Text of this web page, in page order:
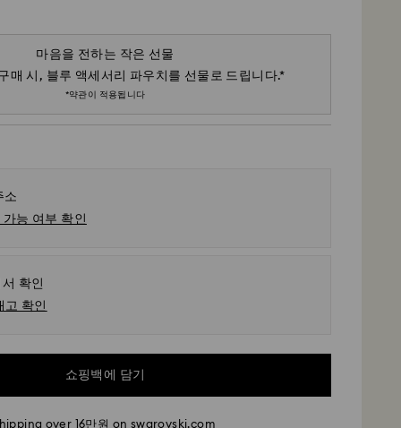
마음을 전하는 작은 선물
매 시, 블루 액세서리 파우치를 선물로 드립니다.*
*약관이 적용됩니다
소
가능 여부 확인
확인
고 확인
쇼핑백에 담기
over 16만원 on swarovski.com
시 이전에 접수된 주문은 당일에 처리되어 발송됩니